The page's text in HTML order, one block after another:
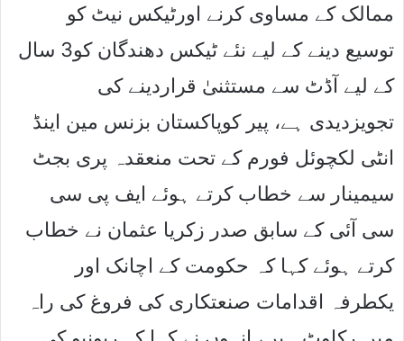
ممالک کے مساوی کرنے اورٹیکس نیٹ کو
توسیع دینے کے لیے نئے ٹیکس دھندگان کو3 سال
کے لیے آڈٹ سے مستثنیٰ قراردینے کی
تجویزدیدی ہے، پیر کوپاکستان بزنس مین اینڈ
انٹی لکچوئل فورم کے تحت منعقدہ پری بجٹ
سیمینار سے خطاب کرتے ہوئے ایف پی سی
سی آئی کے سابق صدر زکریا عثمان نے خطاب
کرتے ہوئے کہا کہ حکومت کے اچانک اور
یکطرفہ اقدامات صنعتکاری کی فروغ کی راہ